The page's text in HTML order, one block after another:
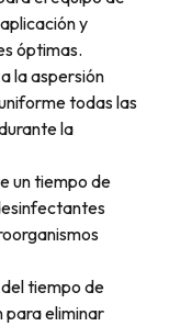
y
óptimas.
la aspersión
todas las
la
un tiempo de
tiempo de
eliminar